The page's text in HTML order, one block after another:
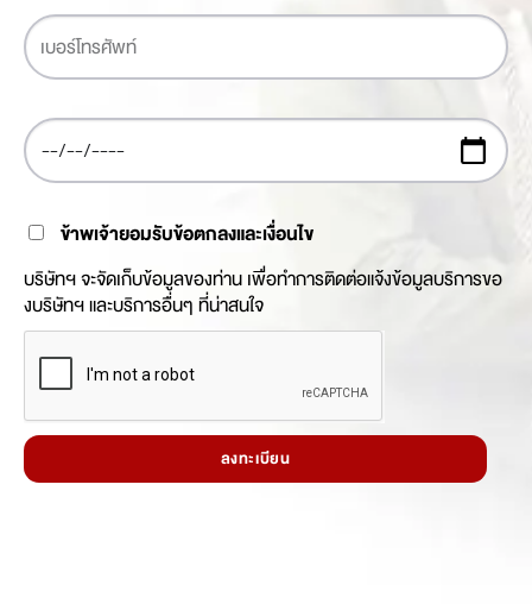
ข้าพเจ้ายอมรับข้อตกลงและเงื่อนไข
บริษัทฯ จะจัดเก็บข้อมูลของท่าน เพื่อทำการติดต่อแจ้งข้อมูลบริการขอ
งบริษัทฯ และบริการอื่นๆ ที่น่าสนใจ
ลงทะเบียน